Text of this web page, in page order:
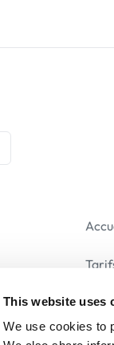
This website uses
We use cookies to